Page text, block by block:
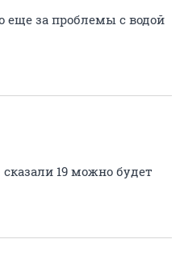
еще за проблемы с водой
19 можно будет